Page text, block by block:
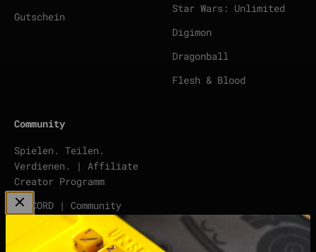
Gutschein
Star Wars: Unlimited
Digimon
Dragonball
Flesh & Blood
Community
Spielen. Teilen.
Verdienen. | Affiliate
Creator Programm
DISCORD | Community
points | Score Tracker